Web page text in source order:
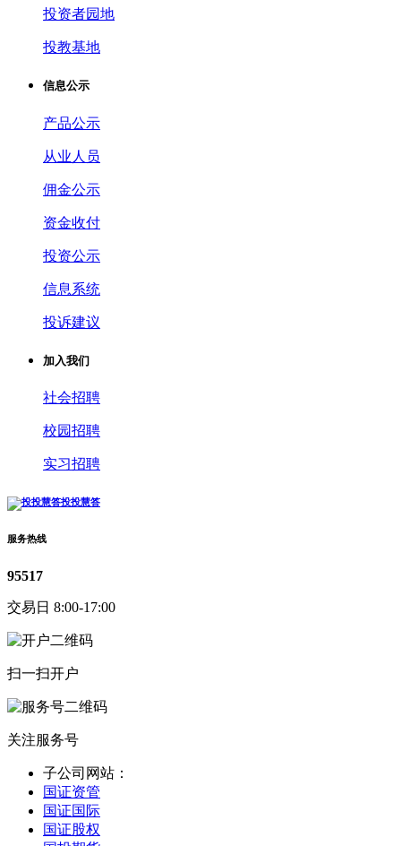
投资者园地
投教基地
信息公示
产品公示
从业人员
佣金公示
资金收付
投资公示
信息系统
投诉建议
加入我们
社会招聘
校园招聘
实习招聘
投投慧答
服务热线
95517
交易日 8:00-17:00
扫一扫开户
关注服务号
子公司网站：
国证资管
国证国际
国证股权